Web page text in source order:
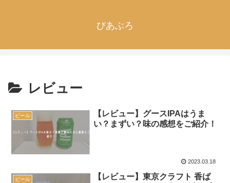
びあぶろ
レビュー
ビール
【レビュー】グースIPAはうま
い？まずい？味の感想をご紹介！
2023.03.18
ビール
【レビュー】東京クラフト 香ば